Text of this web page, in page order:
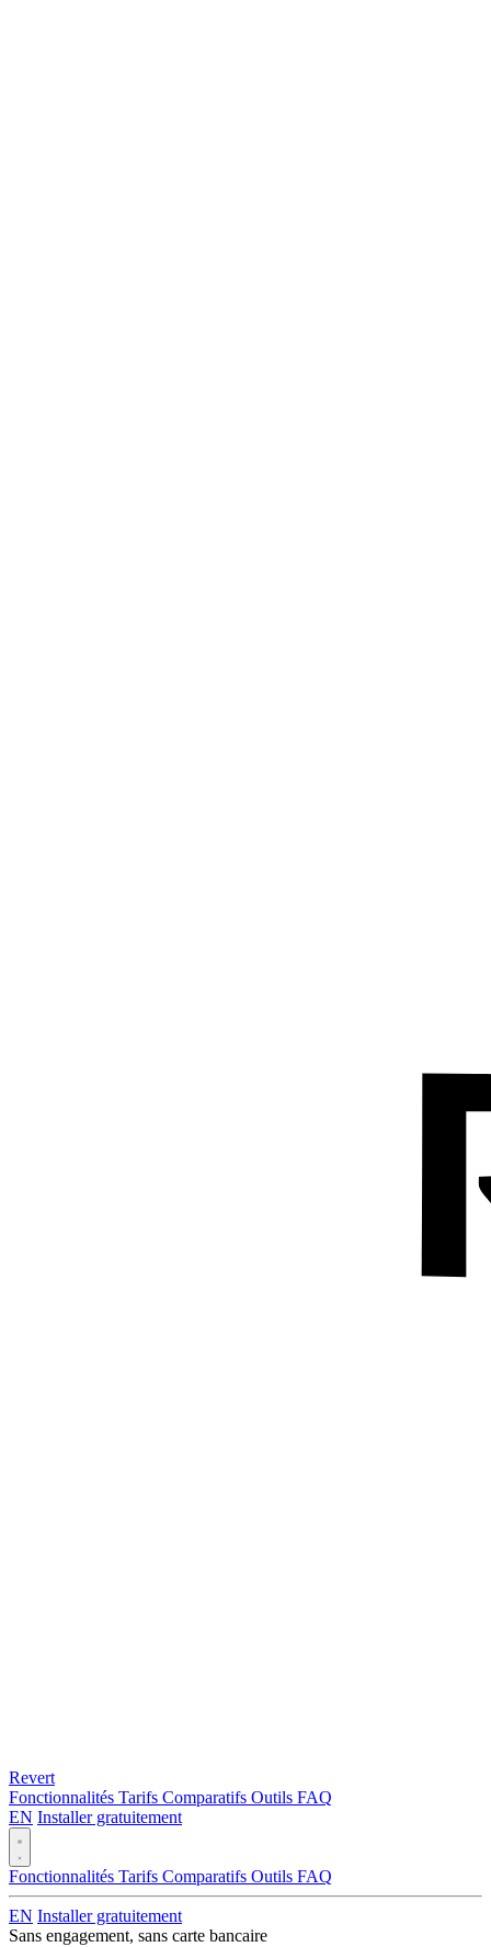
Revert
Fonctionnalités Tarifs Comparatifs Outils FAQ
EN Installer gratuitement
Fonctionnalités Tarifs Comparatifs Outils FAQ
EN Installer gratuitement
Sans engagement, sans carte bancaire